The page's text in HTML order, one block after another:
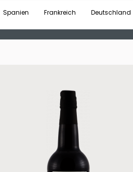
Spanien Frankreich Deutschland